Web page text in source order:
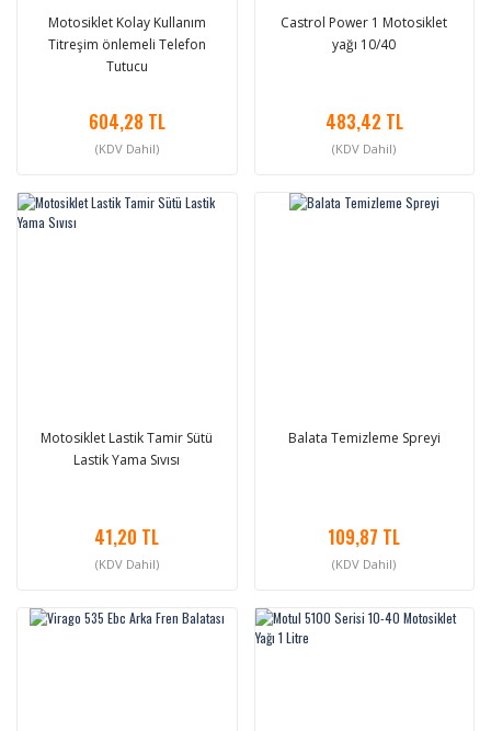
Motosiklet Kolay Kullanım
Titreşim önlemeli Telefon
Tutucu
604,28 TL
(KDV Dahil)
Castrol Power 1 Motosiklet
yağı 10/40
483,42 TL
(KDV Dahil)
Motosiklet Lastik Tamir Sütü
Lastik Yama Sıvısı
41,20 TL
(KDV Dahil)
Balata Temizleme Spreyi
109,87 TL
(KDV Dahil)